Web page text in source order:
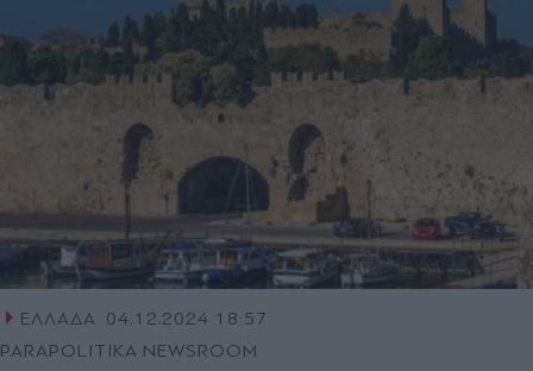
ΕΛΛΑΔΑ 04.12.2024 18:57
PARAPOLITIKA NEWSROOM